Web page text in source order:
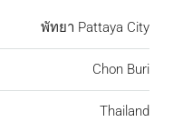
พัทยา Pattaya City
Chon Buri
Thailand